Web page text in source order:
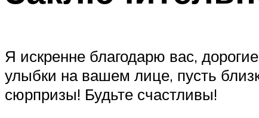
Я искренне благодарю вас,
улыбки на вашем лице, пусть
сюрпризы! Будьте счастливы!